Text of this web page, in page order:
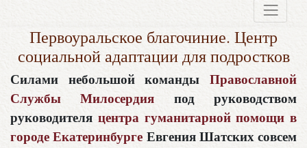
Первоуральское благочиние. Центр
социальной адаптации для подростков
Силами небольшой команды Православной
Службы Милосердия под руководством
руководителя центра гуманитарной помощи в
городе Екатеринбурге Евгения Шатских совсем